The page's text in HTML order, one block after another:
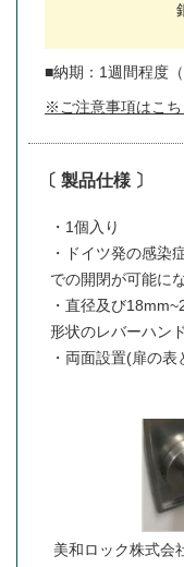
■納期：1週間程度（
※ご注意事項はこち
〔 製品仕様 〕
・1個入り
・ドイツ発の感染
での開閉が可能に
・直径及び
形状のレバーハン
・両面設置(扉の
美和ロック株式会